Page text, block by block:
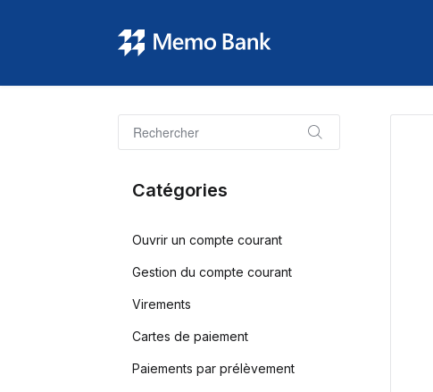
Catégories
Ouvrir un compte courant
Gestion du compte courant
Virements
Cartes de paiement
Paiements par prélèvement